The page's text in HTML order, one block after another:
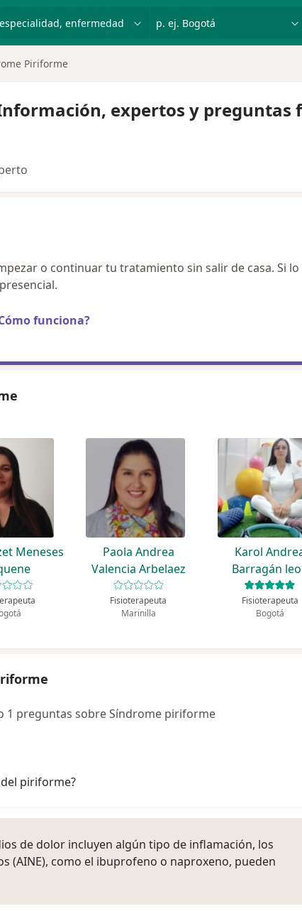
p. ej. Bogotá
Piriforme
expertos y preguntas
o continuar tu tratamiento sin salir de casa. Si lo
funciona?
Meneses
Paola Andrea
Valencia Arbelaez
Fisioterapeuta
Marinilla
Karol
Barragán
Fisioterapeuta
Bogotá
1 preguntas sobre Síndrome piriforme
piriforme?
de dolor incluyen algún tipo de inflamación, los
(AINE), como el ibuprofeno o naproxeno, pueden